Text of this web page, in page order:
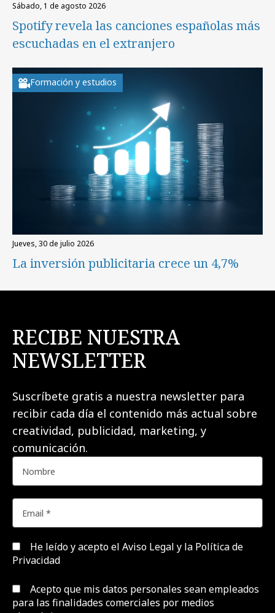
sábado, 1 de agosto 2026
Spotify revela las canciones españolas más
escuchadas en el extranjero
Formación y estudios
jueves, 30 de julio 2026
La inversión publicitaria crece un 4,7%
RECIBE NUESTRA
NEWSLETTER
Suscríbete gratis a nuestra newsletter para
recibir cada día el contenido más actual sobre
creatividad, publicidad, marketing, y
comunicación.
He leído y acepto el Aviso Legal y la Política de
Privacidad
Acepto que mis datos personales sean empleados
para las finalidades comerciales por medios